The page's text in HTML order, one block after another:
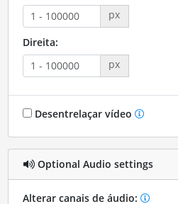
px
Direita:
px
Desentrelaçar vídeo
Optional Audio settings
Alterar canais de áudio: